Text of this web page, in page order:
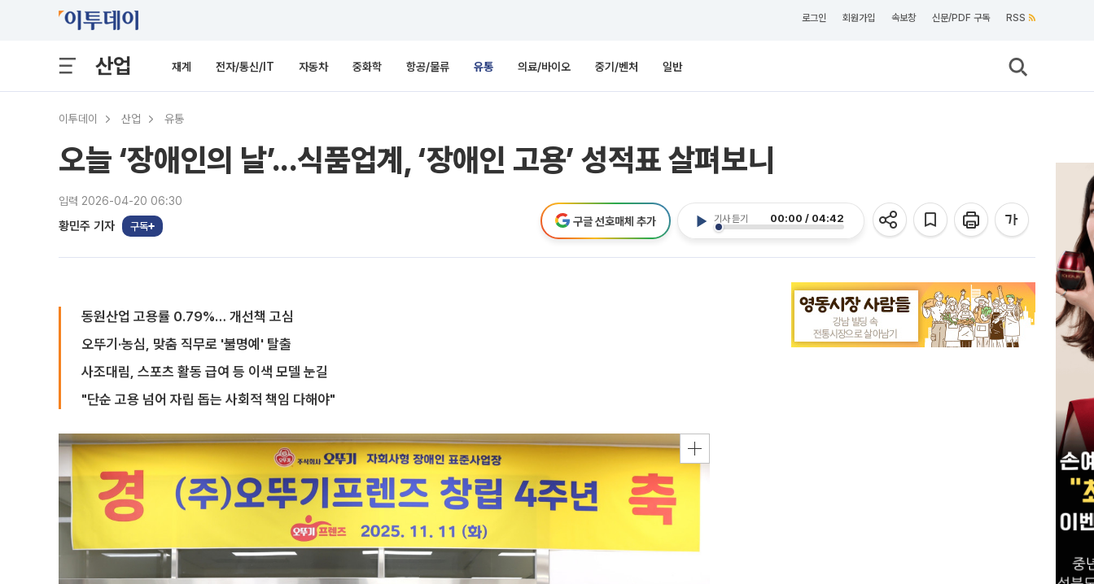
로그인 회원가입 속보창 신문/PDF 구독 RSS
산업 재계 전자/통신/IT 자동차 중화학 항공/물류 유통 의료/바이오 중기/벤처 일반
이투데이 산업 유통
오늘 ‘장애인의 날’...식품업계, ‘장애인 고용’ 성적표 살펴보니
입력 2026-04-20 06:30
황민주 기자 구독
기사 듣기 00:00 / 04:42
구글 선호매체 추가
동원산업 고용률 0.79%… 개선책 고심
오뚜기·농심, 맞춤 직무로 '불명예' 탈출
사조대림, 스포츠 활동 급여 등 이색 모델 눈길
"단순 고용 넘어 자립 돕는 사회적 책임 다해야"